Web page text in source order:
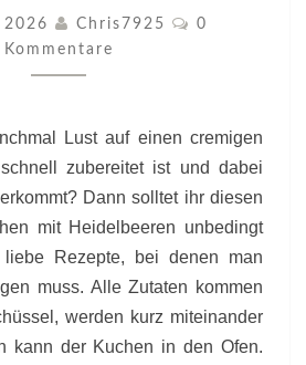
&
OHNE
BODEN
Chris7925 Kommentare
0
Kommentare
Lust auf einen cremigen
zubereitet ist und dabei
Dann solltet ihr diesen
mit Heidelbeeren unbedingt
liebe Rezepte, bei denen man
muss. Alle Zutaten kommen
werden kurz miteinander
kann der Kuchen in den Ofen.